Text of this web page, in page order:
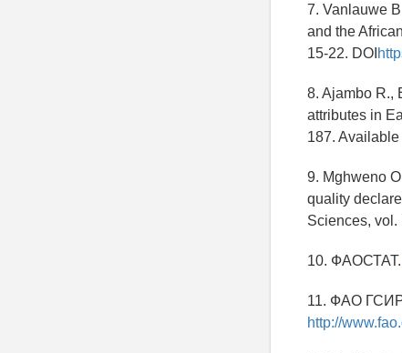
7. Vanlauwe
and the
15-22. DOI
8. Ajambo R.,
attributes in
187. Available
9. Mghweno
quality
Sciences, vol.
10. ФАОСТАТ.
11. ФАО
http://